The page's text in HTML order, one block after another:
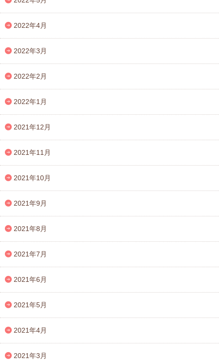
2022年4月
2022年3月
2022年2月
2022年1月
2021年12月
2021年11月
2021年10月
2021年9月
2021年8月
2021年7月
2021年6月
2021年5月
2021年4月
2021年3月